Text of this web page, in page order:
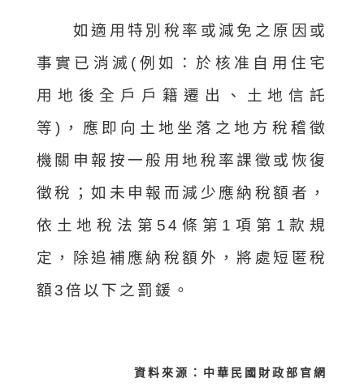
如適用特別稅率或減免之原因或
事實已消滅(例如：於核准自用住宅
用地後全戶戶籍遷出、土地信託
等)，應即向土地坐落之地方稅稽徵
機關申報按一般用地稅率課徵或恢復
徵稅；如未申報而減少應納稅額者，
依土地稅法第54條第1項第1款規
定，除追補應納稅額外，將處短匿稅
額3倍以下之罰鍰。
資料來源：中華民國財政部官網